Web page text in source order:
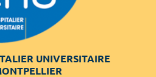
UNIVERSITAIRE